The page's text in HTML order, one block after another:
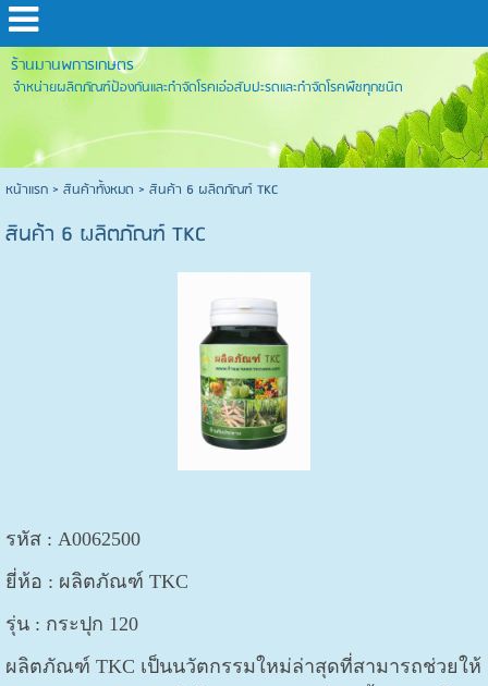
ร้านมานพการเกษตร
จำหน่ายผลิตภัณฑ์ป้องกันและกำจัดโรคเอ๋อสับปะรดและกำจัดโรคพืชทุกชนิด
หน้าแรก> สินค้าทั้งหมด > สินค้า 6 ผลิตภัณฑ์ TKC
สินค้า 6 ผลิตภัณฑ์ TKC
รหัส : A0062500
ยี่ห้อ : ผลิตภัณฑ์ TKC
รุ่น : กระปุก 120
ผลิตภัณฑ์ TKC เป็นนวัตกรรมใหม่ล่าสุดที่สามารถช่วยให้